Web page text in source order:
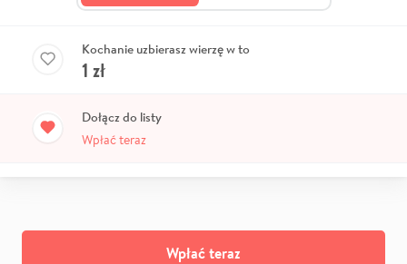
Kochanie uzbierasz wierzę w to
1 zł
Dołącz do listy
Wpłać teraz
Wpłać teraz